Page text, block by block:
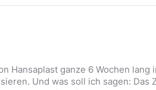
Hansaplast ganze 6 Wochen
Und was soll ich sagen: